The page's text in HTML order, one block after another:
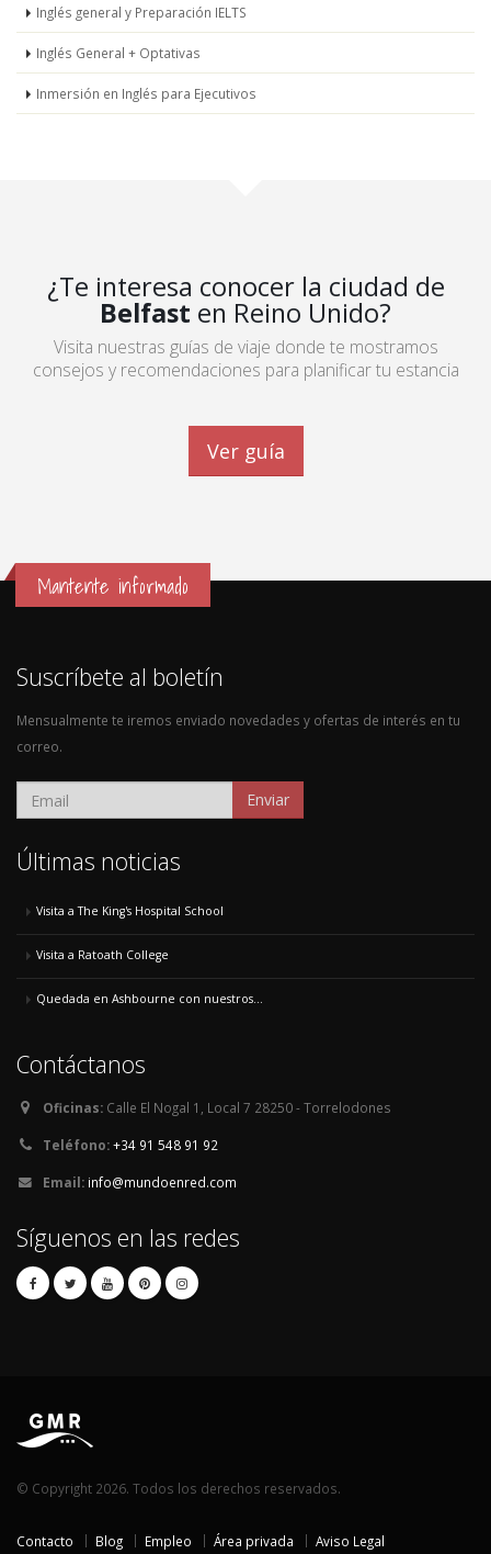
Inglés general y Preparación IELTS
Inglés General + Optativas
Inmersión en Inglés para Ejecutivos
¿Te interesa conocer la ciudad de
Belfast en Reino Unido?
Visita nuestras guías de viaje donde te mostramos
consejos y recomendaciones para planificar tu estancia
Ver guía
Mantente informado
Suscríbete al boletín
Mensualmente te iremos enviado novedades y ofertas de interés en tu
correo.
Enviar
Últimas noticias
Visita a The King's Hospital School
Visita a Ratoath College
Quedada en Ashbourne con nuestros...
Contáctanos
Oficinas: Calle El Nogal 1, Local 7 28250 - Torrelodones
Teléfono:+34 91 548 91 92
Email: info@mundoenred.com
Síguenos en las redes
© Copyright 2026. Todos los derechos reservados.
Contacto Blog Empleo Área privada Aviso Legal